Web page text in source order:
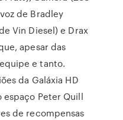
de Bradley
Vin Diesel) e Drax
apesar das
e tanto.
da Galáxia HD
Peter Quill
de recompensas